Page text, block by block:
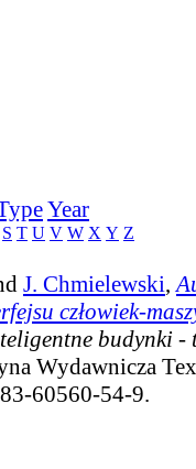
Year
S T U V W X Y Z
J. Chmielewski,
człowiek-
budynki -
Wydawnicza
60560-54-9.